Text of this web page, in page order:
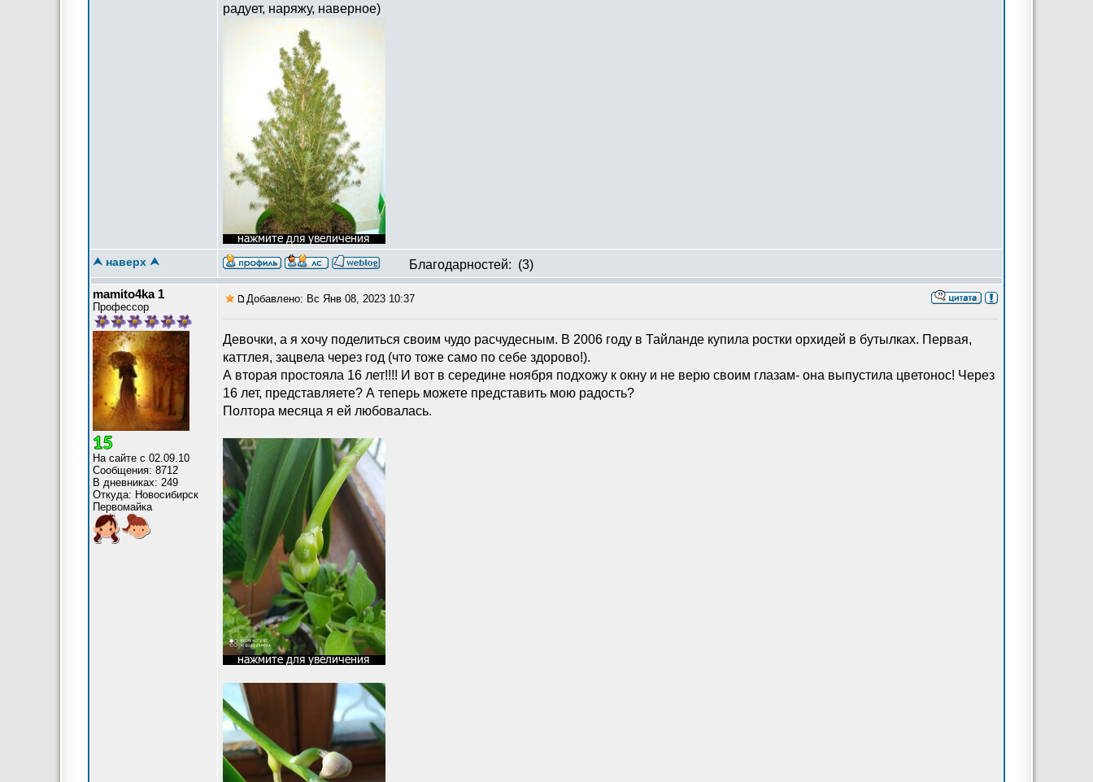
радует, наряжу, наверное)
⮝ наверх ⮝ Благодарностей: (3)
mamito4ka 1
Профессор
На сайте с 02.09.10
Сообщения: 8712
В дневниках: 249
Откуда: Новосибирск
Первомайка
Добавлено: Вс Янв 08, 2023 10:37
Девочки, а я хочу поделиться своим чудо расчудесным. В 2006 году в Тайланде купила ростки орхидей в бутылках. Первая,
каттлея, зацвела через год (что тоже само по себе здорово!).
А вторая простояла 16 лет!!!! И вот в середине ноября подхожу к окну и не верю своим глазам- она выпустила цветонос! Через
16 лет, представляете? А теперь можете представить мою радость?
Полтора месяца я ей любовалась.